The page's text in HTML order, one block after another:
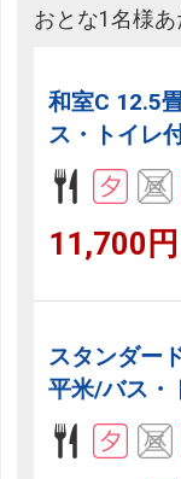
おとな1名様
和室C 12.5
ス・トイレ
11,700
スタンダー
平米/バス・